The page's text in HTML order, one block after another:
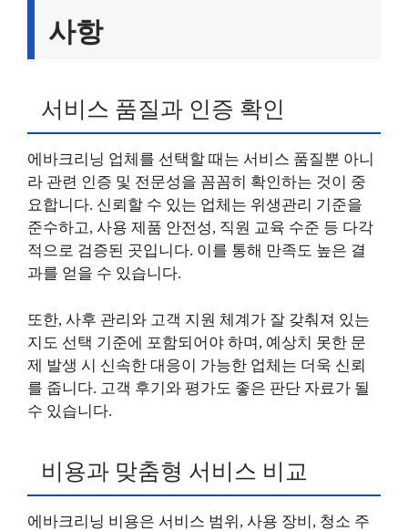
사항
서비스 품질과 인증 확인
에바크리닝 업체를 선택할 때는 서비스 품질뿐 아니
라 관련 인증 및 전문성을 꼼꼼히 확인하는 것이 중
요합니다. 신뢰할 수 있는 업체는 위생관리 기준을
준수하고, 사용 제품 안전성, 직원 교육 수준 등 다각
적으로 검증된 곳입니다. 이를 통해 만족도 높은 결
과를 얻을 수 있습니다.
또한, 사후 관리와 고객 지원 체계가 잘 갖춰져 있는
지도 선택 기준에 포함되어야 하며, 예상치 못한 문
제 발생 시 신속한 대응이 가능한 업체는 더욱 신뢰
를 줍니다. 고객 후기와 평가도 좋은 판단 자료가 될
수 있습니다.
비용과 맞춤형 서비스 비교
에바크리닝 비용은 서비스 범위, 사용 장비, 청소 주